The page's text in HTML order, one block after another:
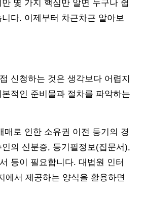
몇 가지 핵심만 알면 누구나 쉽
다. 이제부터 차근차근 알아보
신청하는 것은 생각보다 어렵지
적인 준비물과 절차를 파악하는
매로 인한 소유권 이전 등기의 경
의 신분증, 등기필정보(집문서),
등이 필요합니다. 대법원 인터
에서 제공하는 양식을 활용하면